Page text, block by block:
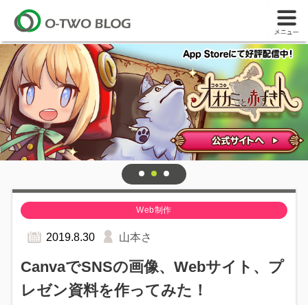
Web制作
2019.8.30 山本さ
CanvaでSNSの画像、Webサイト、プ
レゼン資料を作ってみた！